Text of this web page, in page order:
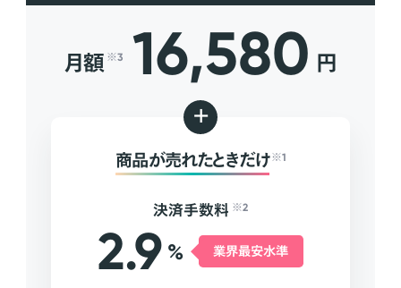
月額 ※3 16,580 円
+
商品が売れたときだけ ※1
決済手数料 ※2
2.9 % 業界最安水準